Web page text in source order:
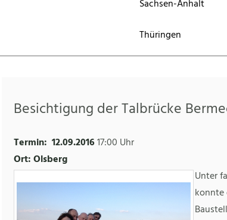
Sachsen-Anhalt
Thüringen
Besichtigung der Talbrücke
Termin: 12.09.201617:00 Uhr
Ort: Olsberg
Unter
konnte